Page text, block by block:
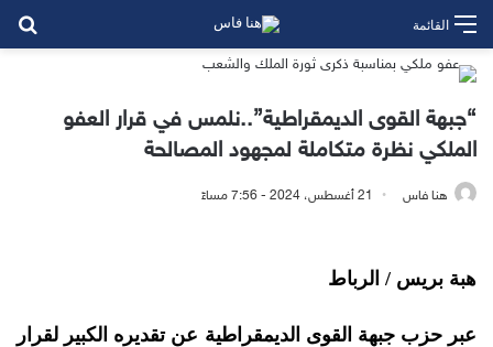
القائمة
“جبهة القوى الديمقراطية”..نلمس في قرار العفو
الملكي نظرة متكاملة لمجهود المصالحة
هنا فاس 21 أغسطس، 2024 - 7:56 مساءً
هبة بريس / الرباط
عبر حزب جبهة القوى الديمقراطية عن تقديره الكبير لقرار